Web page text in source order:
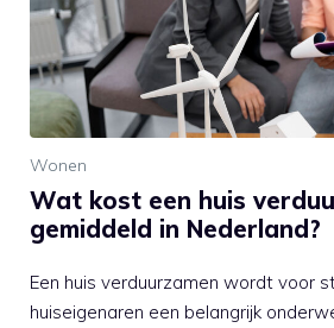
Wonen
Wat kost een huis
gemiddeld in Nederland?
Een huis verduurzamen wordt voor
huiseigenaren een belangrijk